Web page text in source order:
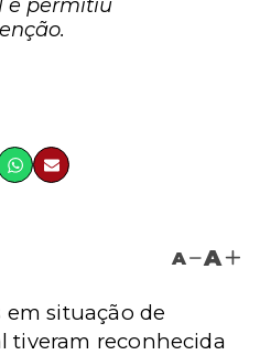
e permitiu
A A
em situação de
tiveram reconhecida